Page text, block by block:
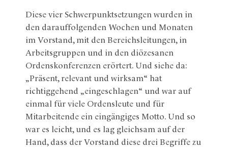
Diese vier Schwerpunktsetzungen wurden in
den darauffolgenden Wochen und Monaten
im Vorstand, mit den Bereichsleitungen, in
Arbeitsgruppen und in den diözesanen
Ordenskonferenzen erörtert. Und siehe da:
„Präsent, relevant und wirksam“ hat
richtiggehend „eingeschlagen“ und war auf
einmal für viele Ordensleute und für
Mitarbeitende ein eingängiges Motto. Und so
war es leicht, und es lag gleichsam auf der
Hand, dass der Vorstand diese drei Begriffe zu